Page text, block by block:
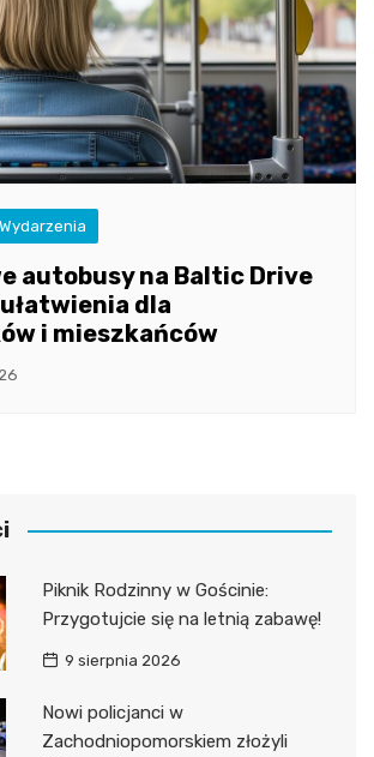
Wydarzenia
autobusy na Baltic Drive
dla
i mieszkańców
Piknik Rodzinny w Gościnie:
Przygotujcie się na letnią zabawę!
9 sierpnia 2026
Nowi policjanci w
Zachodniopomorskiem złożyli